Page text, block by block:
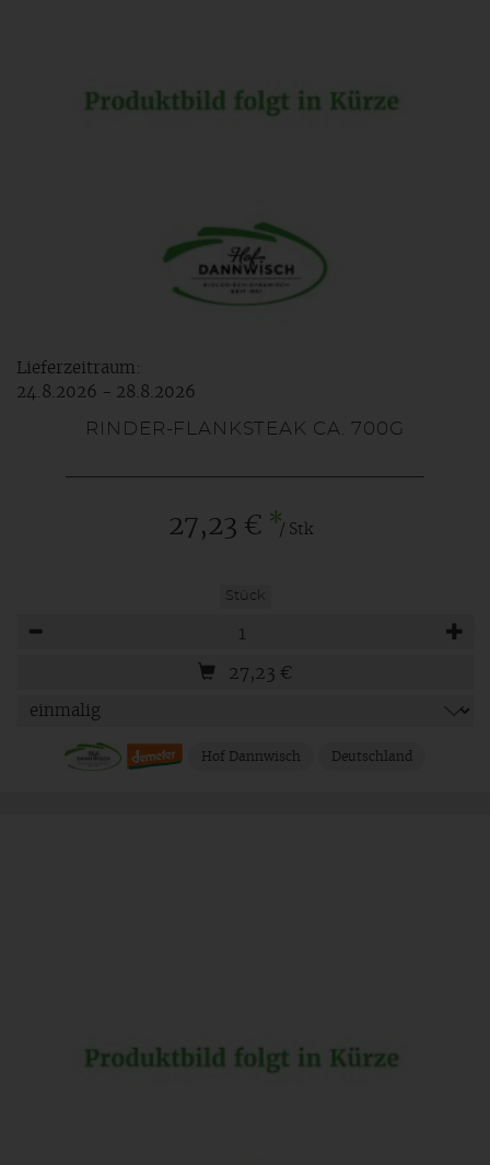
Lieferzeitraum:
24.8.2026 - 28.8.2026
RINDER-FLANKSTEAK CA. 700G
27,23 € */ Stk
Stück
27,23 €
Hof Dannwisch Deutschland